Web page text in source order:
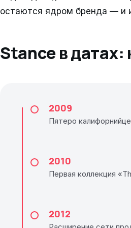
остаются ядром бренда — и
Stance в
2009
Пятеро
2010
Первая коллекция
2012